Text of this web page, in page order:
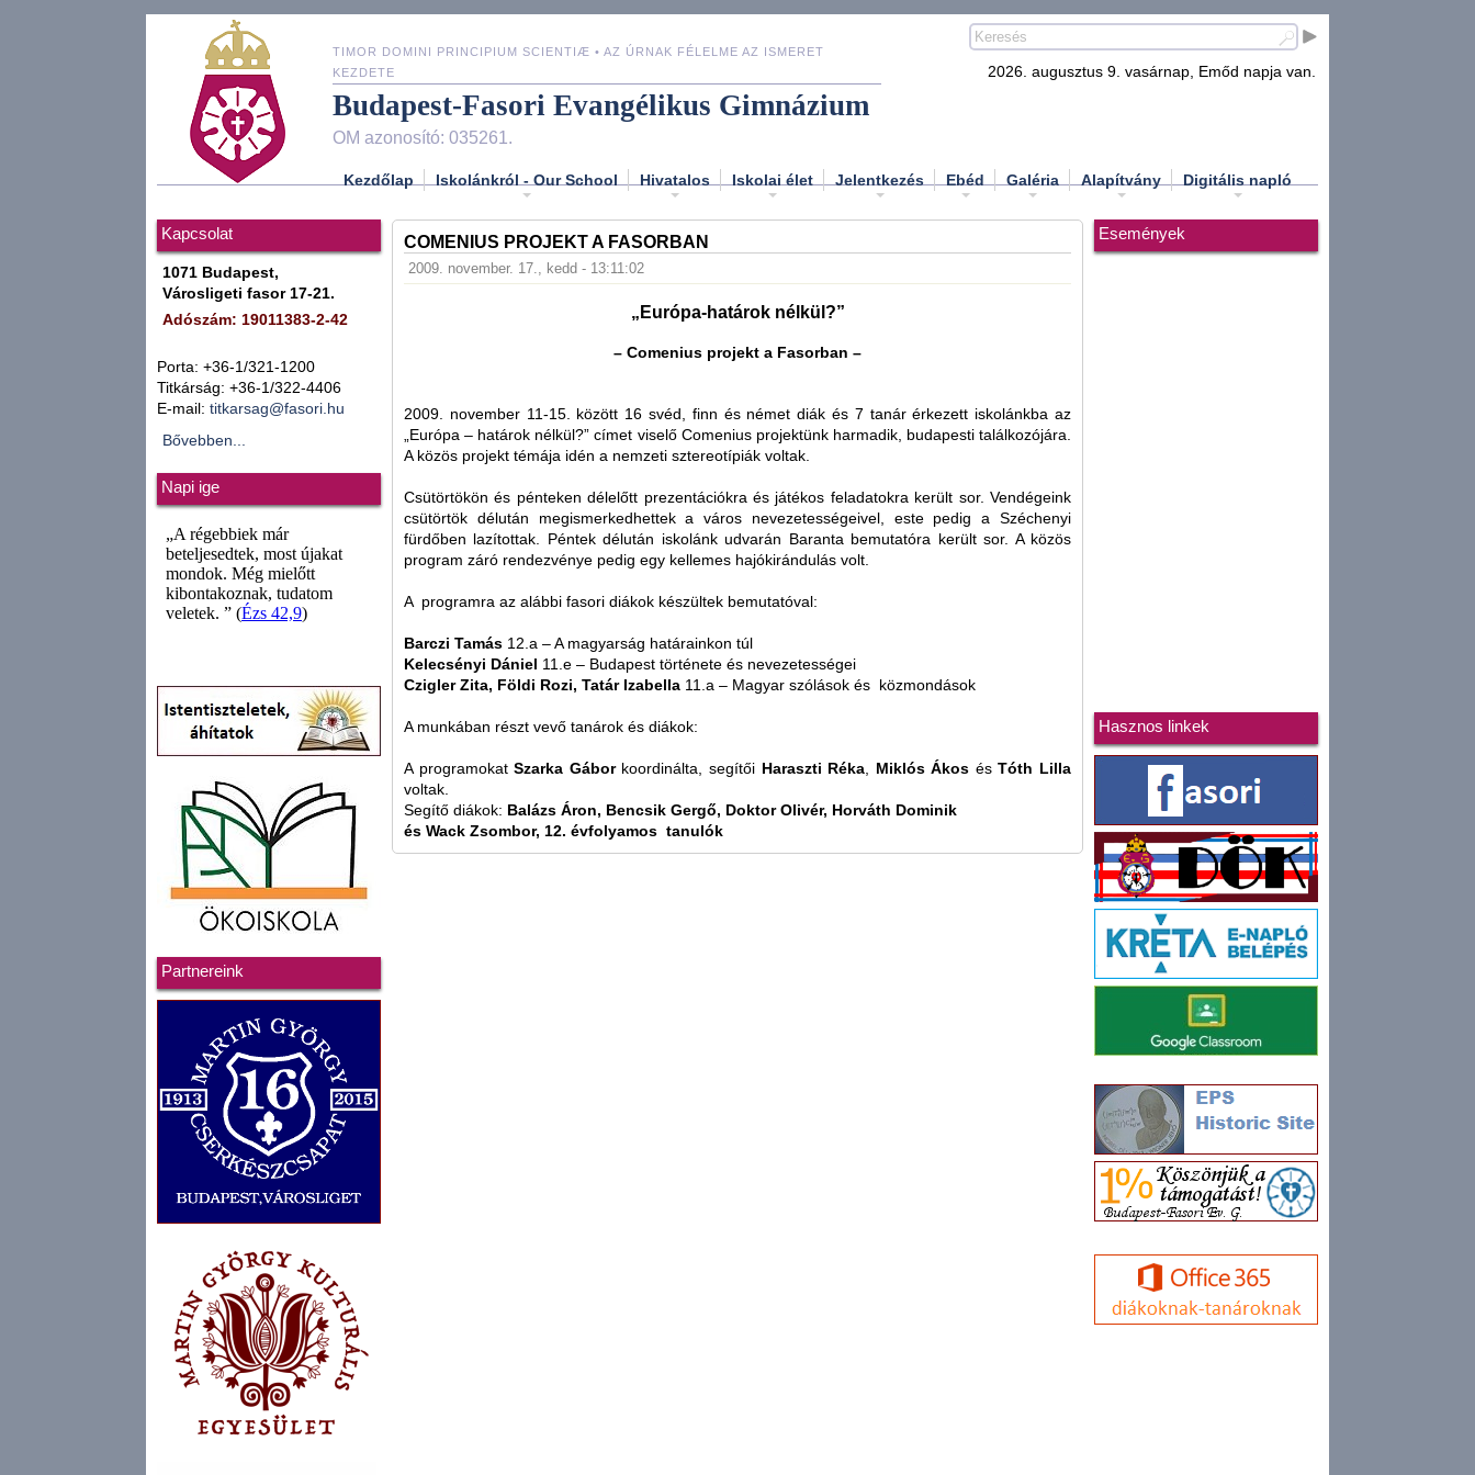
TIMOR DOMINI PRINCIPIUM SCIENTIÆ • AZ ÚRNAK FÉLELME AZ ISMERET
KEZDETE
Budapest-Fasori Evangélikus Gimnázium
OM azonosító: 035261.
2026. augusztus 9. vasárnap, Emőd napja van.
Kezdőlap Iskolánkról - Our School Hivatalos Iskolai élet Jelentkezés Ebéd Galéria Alapítvány Digitális napló
Kapcsolat
1071 Budapest,
Városligeti fasor 17-21.
Adószám: 19011383-2-42
Porta: +36-1/321-1200
Titkárság: +36-1/322-4406
E-mail: titkarsag@fasori.hu
Bővebben...
Napi ige
Partnereink
COMENIUS PROJEKT A FASORBAN
2009. november. 17., kedd - 13:11:02
„Európa-határok nélkül?”
– Comenius projekt a Fasorban –
2009. november 11-15. között 16 svéd, finn és német diák és 7 tanár érkezett iskolánkba az
„Európa – határok nélkül?” címet viselő Comenius projektünk harmadik, budapesti találkozójára.
A közös projekt témája idén a nemzeti sztereotípiák voltak.
Csütörtökön és pénteken délelőtt prezentációkra és játékos feladatokra került sor. Vendégeink
csütörtök délután megismerkedhettek a város nevezetességeivel, este pedig a Széchenyi
fürdőben lazítottak. Péntek délután iskolánk udvarán Baranta bemutatóra került sor. A közös
program záró rendezvénye pedig egy kellemes hajókirándulás volt.
A programra az alábbi fasori diákok készültek bemutatóval:
Barczi Tamás 12.a – A magyarság határainkon túl
Kelecsényi Dániel 11.e – Budapest története és nevezetességei
Czigler Zita, Földi Rozi, Tatár Izabella 11.a – Magyar szólások és közmondások
A munkában részt vevő tanárok és diákok:
A programokatSzarka Gáborkoordinálta, segítői Haraszti Réka, Miklós Ákos ésTóth Lilla
voltak.
Segítő diákok: Balázs Áron, Bencsik Gergő, Doktor Olivér, Horváth Dominik
és Wack Zsombor, 12. évfolyamos tanulók
Események
Hasznos linkek